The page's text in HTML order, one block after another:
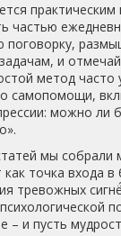
частью
и
метод часто
самопомощи,
можно ли
мы собрали
точка входа в
тревожных
– и пусть